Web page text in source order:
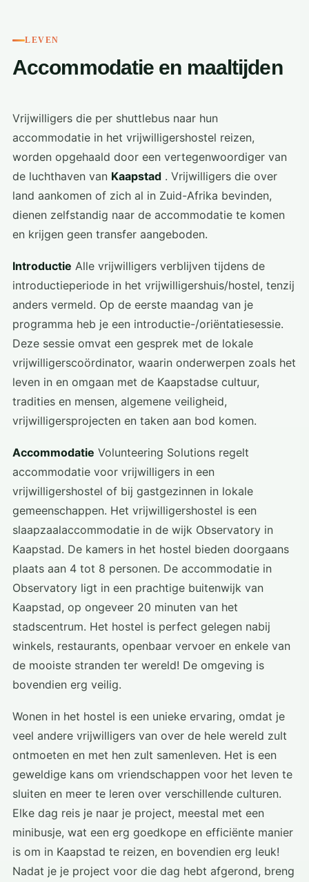
LEVEN
Accommodatie en maaltijden
Vrijwilligers die per shuttlebus naar hun
accommodatie in het vrijwilligershostel reizen,
worden opgehaald door een vertegenwoordiger van
de luchthaven van Kaapstad . Vrijwilligers die over
land aankomen of zich al in Zuid-Afrika bevinden,
dienen zelfstandig naar de accommodatie te komen
en krijgen geen transfer aangeboden.
Introductie Alle vrijwilligers verblijven tijdens de
introductieperiode in het vrijwilligershuis/hostel, tenzij
anders vermeld. Op de eerste maandag van je
programma heb je een introductie-/oriëntatiesessie.
Deze sessie omvat een gesprek met de lokale
vrijwilligerscoördinator, waarin onderwerpen zoals het
leven in en omgaan met de Kaapstadse cultuur,
tradities en mensen, algemene veiligheid,
vrijwilligersprojecten en taken aan bod komen.
Accommodatie Volunteering Solutions regelt
accommodatie voor vrijwilligers in een
vrijwilligershostel of bij gastgezinnen in lokale
gemeenschappen. Het vrijwilligershostel is een
slaapzaalaccommodatie in de wijk Observatory in
Kaapstad. De kamers in het hostel bieden doorgaans
plaats aan 4 tot 8 personen. De accommodatie in
Observatory ligt in een prachtige buitenwijk van
Kaapstad, op ongeveer 20 minuten van het
stadscentrum. Het hostel is perfect gelegen nabij
winkels, restaurants, openbaar vervoer en enkele van
de mooiste stranden ter wereld! De omgeving is
bovendien erg veilig.
Wonen in het hostel is een unieke ervaring, omdat je
veel andere vrijwilligers van over de hele wereld zult
ontmoeten en met hen zult samenleven. Het is een
geweldige kans om vriendschappen voor het leven te
sluiten en meer te leren over verschillende culturen.
Elke dag reis je naar je project, meestal met een
minibusje, wat een erg goedkope en efficiënte manier
is om in Kaapstad te reizen, en bovendien erg leuk!
Nadat je je project voor die dag hebt afgerond, breng